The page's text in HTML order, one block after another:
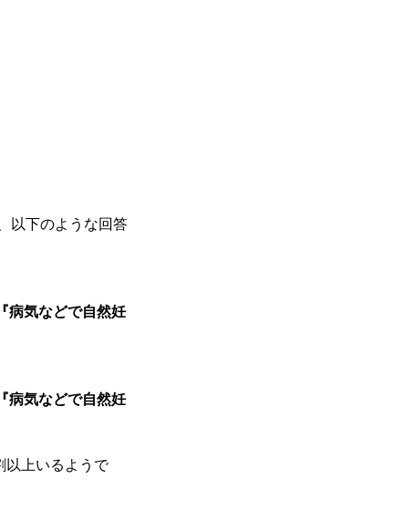
以下のような回答
病気などで自然妊
病気などで自然妊
以上いるようで